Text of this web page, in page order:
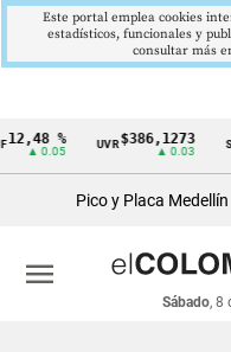
Cintillo
económicos
Colombia
%
▲ 0.05
UVR$386,1273
▲ 0.03
Pico y Placa Medellín
Sábado, 8
menu
Este portal emplea cookies
estadísticos, funcionales y
consultar más